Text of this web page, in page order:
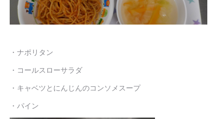
・ナポリタン
・コールスローサラダ
・キャベツとにんじんのコンソメスープ
・パイン